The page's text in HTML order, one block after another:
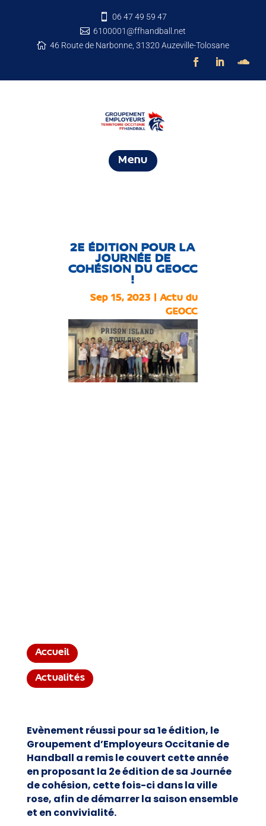

06 47 49 59 47
 6100001@ffhandball.net
 46 Route de Narbonne, 31320 Auzeville-Tolosane
Menu
2E ÉDITION POUR LA
JOURNÉE DE
COHÉSION DU GEOCC
!
Sep 15, 2023 |Actu du
GEOCC
Accueil
Actualités
Evènement réussi pour sa 1e édition, le
Groupement d’Employeurs Occitanie de
Handball a remis le couvert cette année
en proposant la 2e édition de sa Journée
de cohésion, cette fois-ci dans la ville
rose, afin de démarrer la saison ensemble
et en convivialité.